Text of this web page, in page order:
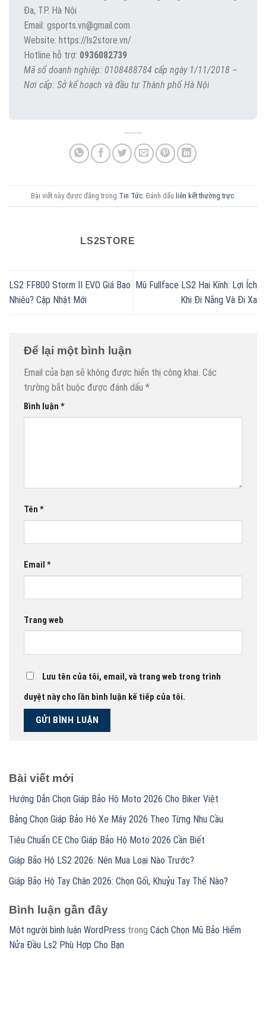
Đa, TP. Hà Nội
Email: gsports.vn@gmail.com
Website: https://ls2store.vn/
Hotline hỗ trợ: 0936082739
Mã số doanh nghiệp: 0108488784 cấp ngày 1/11/2018 –
Nơi cấp: Sở kế hoạch và đầu tư Thành phố Hà Nội
Bài viết này được đăng trong Tin Tức. Đánh dấu liên kết thường trực.
LS2STORE
LS2 FF800 Storm II EVO Giá Bao
Nhiêu? Cập Nhật Mới
Mũ Fullface LS2 Hai Kính: Lợi Ích
Khi Đi Nắng Và Đi Xa
Để lại một bình luận
Email của bạn sẽ không được hiển thị công khai. Các
trường bắt buộc được đánh dấu *
Bình luận *
Tên *
Email *
Trang web
Lưu tên của tôi, email, và trang web trong trình
duyệt này cho lần bình luận kế tiếp của tôi.
Bài viết mới
Hướng Dẫn Chọn Giáp Bảo Hộ Moto 2026 Cho Biker Việt
Bảng Chọn Giáp Bảo Hộ Xe Máy 2026 Theo Từng Nhu Cầu
Tiêu Chuẩn CE Cho Giáp Bảo Hộ Moto 2026 Cần Biết
Giáp Bảo Hộ LS2 2026: Nên Mua Loại Nào Trước?
Giáp Bảo Hộ Tay Chân 2026: Chọn Gối, Khuỷu Tay Thế Nào?
Bình luận gần đây
Một người bình luận WordPress trong Cách Chọn Mũ Bảo Hiểm
Nửa Đầu Ls2 Phù Hợp Cho Bạn